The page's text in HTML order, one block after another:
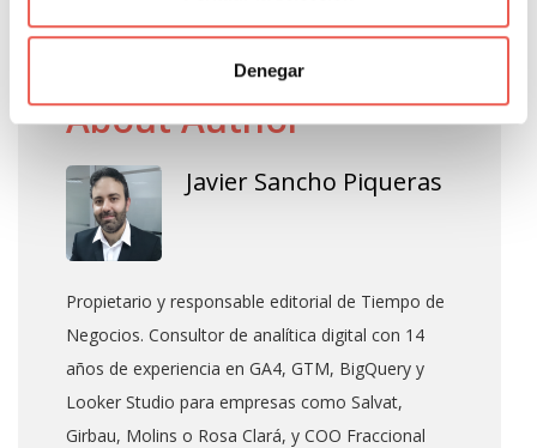
Denegar
Ecommerce,Tienda Online,Ventas
About Author
Javier Sancho Piqueras
Propietario y responsable editorial de Tiempo de
Negocios. Consultor de analítica digital con 14
años de experiencia en GA4, GTM, BigQuery y
Looker Studio para empresas como Salvat,
Girbau, Molins o Rosa Clará, y COO Fraccional